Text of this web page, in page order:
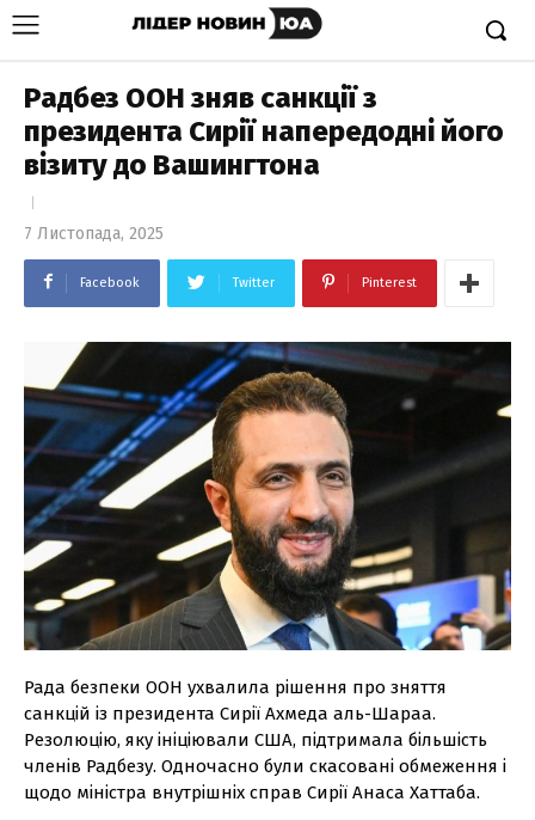
Радбез ООН зняв санкції з
президента Сирії напередодні його
візиту до Вашингтона
7 Листопада, 2025
Facebook Twitter Pinterest
Рада безпеки ООН ухвалила рішення про зняття
санкцій із президента Сирії Ахмеда аль-Шараа.
Резолюцію, яку ініціювали США, підтримала більшість
членів Радбезу. Одночасно були скасовані обмеження і
щодо міністра внутрішніх справ Сирії Анаса Хаттаба.